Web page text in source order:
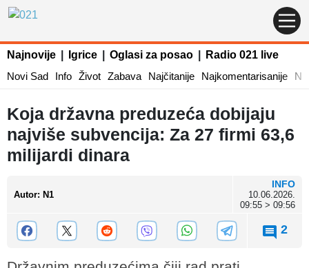
Najnovije Igrice Oglasi za posao
Radio 021 live
Novi Sad
Info Život Zabava Najčitanije Najkomentarisanije
Koja državna preduzeća dobijaju
najviše subvencija: Za 27 firmi 63,6
milijardi dinara
Autor: N1
INFO
10.06.2026.
09:55 > 09:56
2